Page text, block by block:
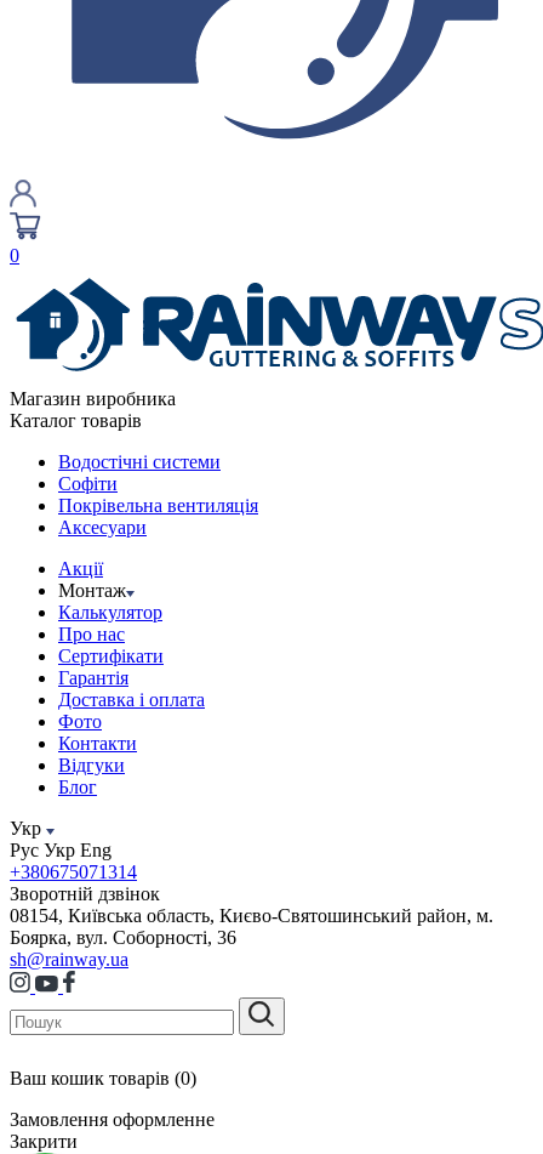
0
Магазин виробника
Каталог товарів
Водостічні системи
Софіти
Покрівельна вентиляція
Аксесуари
Акції
Монтаж
Калькулятор
Про нас
Сертифікати
Гарантія
Доставка і оплата
Фото
Контакти
Відгуки
Блог
Укр
Рус Укр Eng
+380675071314
Зворотній дзвінок
08154, Київська область, Києво-Святошинський район, м.
Боярка, вул. Соборності, 36
sh@rainway.ua
Ваш кошик товарів (0)
Замовлення оформленне
Закрити